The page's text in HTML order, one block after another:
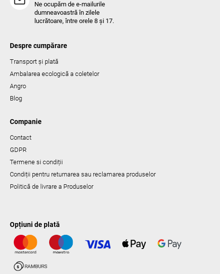
Ne ocupăm de e-mailurile
dumneavoastră în zilele
lucrătoare, între orele 8 și 17.
Despre cumpărare
Transport și plată
Ambalarea ecologică a coletelor
Angro
Blog
Companie
Contact
GDPR
Termene si condiții
Condiții pentru returnarea sau reclamarea produselor
Politică de livrare a Produselor
Opțiuni de plată